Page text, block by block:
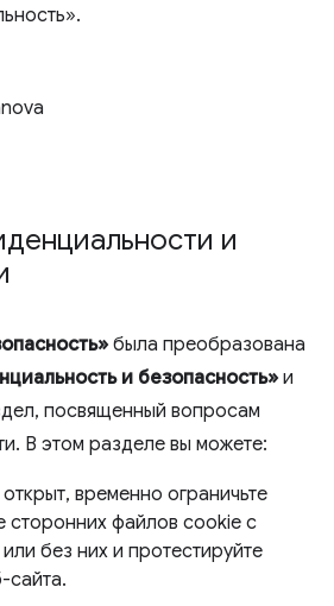
и
была преобразована
и безопасность»и
посвященный вопросам
В этом разделе вы можете:
временно ограничьте
сторонних файлов cookie с
без них и протестируйте
сайта.